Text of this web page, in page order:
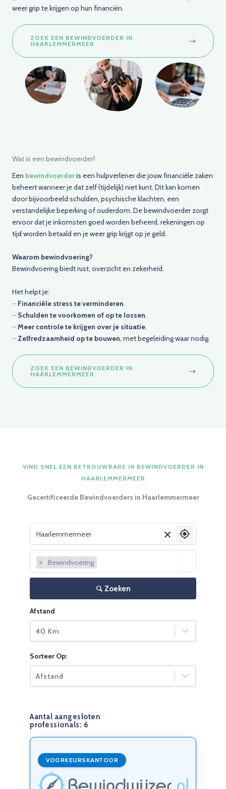
weer grip te krijgen op hun financiën.
ZOEK EEN BEWINDVOERDER IN
HAARLEMMERMEER
Wat is een bewindvoerder?
Een bewindvoerderis een hulpverlener die jouw financiële zaken
beheert wanneer je dat zelf (tijdelijk) niet kunt. Dit kan komen
door bijvoorbeeld schulden, psychische klachten, een
verstandelijke beperking of ouderdom. De bewindvoerder zorgt
ervoor dat je inkomsten goed worden beheerd, rekeningen op
tijd worden betaald en je weer grip krijgt op je geld.
Waarom bewindvoering?
Bewindvoering biedt rust, overzicht en zekerheid.
Het helpt je:
– Financiële stress te verminderen.
– Schulden te voorkomen of op te lossen.
–Meer controle te krijgen over je situatie.
–Zelfredzaamheid op te bouwen, met begeleiding waar nodig.
ZOEK EEN BEWINDVOERDER IN
HAARLEMMERMEER
VIND SNEL EEN BETROUWBARE IN BEWINDVOERDER IN
HAARLEMMERMEER
Gecertificeerde Bewindvoerders in Haarlemmermeer
Vul je woonplaats in
× Bewindvoering
Zoeken
Afstand
40 Km
Sorteer Op:
Afstand
Aantal aangesloten
professionals: 6
VOORKEURSKANTOOR